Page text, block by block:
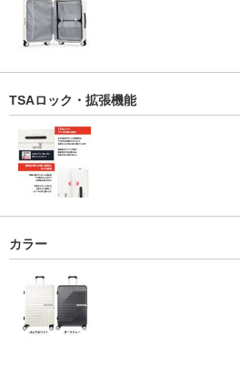
TSAロック・拡張機能
カラー